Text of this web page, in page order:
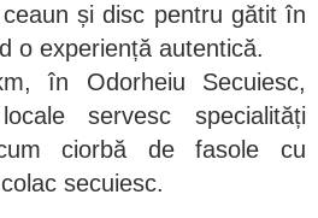
și disc pentru gătit în
o experiență autentică.
în Odorheiu Secuiesc,
servesc specialități
ciorbă de fasole cu
secuiesc.